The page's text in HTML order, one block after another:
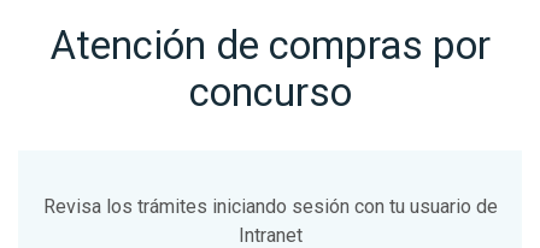
Atención de compras por
concurso
Revisa los trámites iniciando sesión con tu usuario de
Intranet